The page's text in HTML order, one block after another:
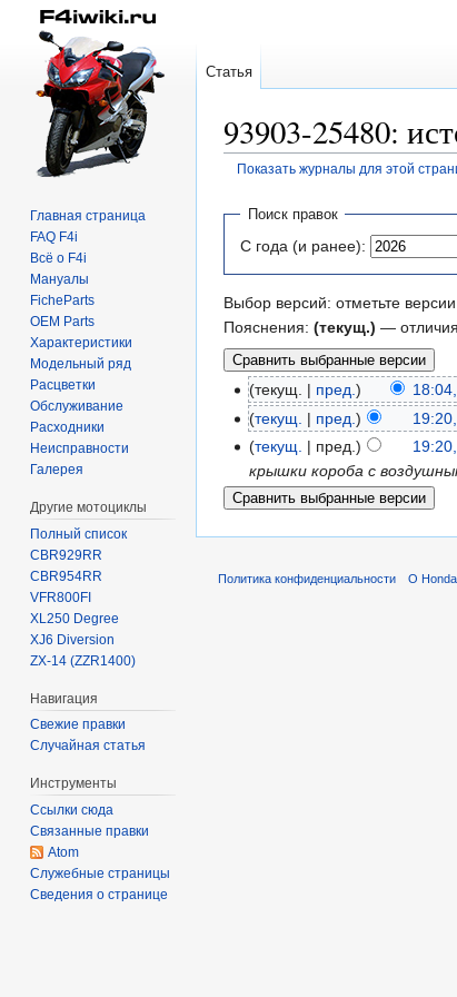
93903-25480:
Показать журналы для этой
Перейти
навигации
Перейти
поиску
Поиск правок
С года (и ранее):
Выбор версий: отметьте
Пояснения: (текущ.) —
текущ. пред.
текущ.
пред.
текущ.
пред.
крышки короба с
Статья
Главная страница
FAQ F4i
Всё о F4i
Мануалы
FicheParts
OEM Parts
Характеристики
Модельный ряд
Расцветки
Обслуживание
Расходники
Неисправности
Галерея
Другие мотоциклы
Полный список
CBR929RR
CBR954RR
VFR800FI
XL250 Degree
XJ6 Diversion
ZX-14 (ZZR1400)
Навигация
Свежие правки
Случайная статья
Инструменты
Ссылки сюда
Связанные правки
Atom
Служебные страницы
Сведения о странице
Политика конфиденциальности О